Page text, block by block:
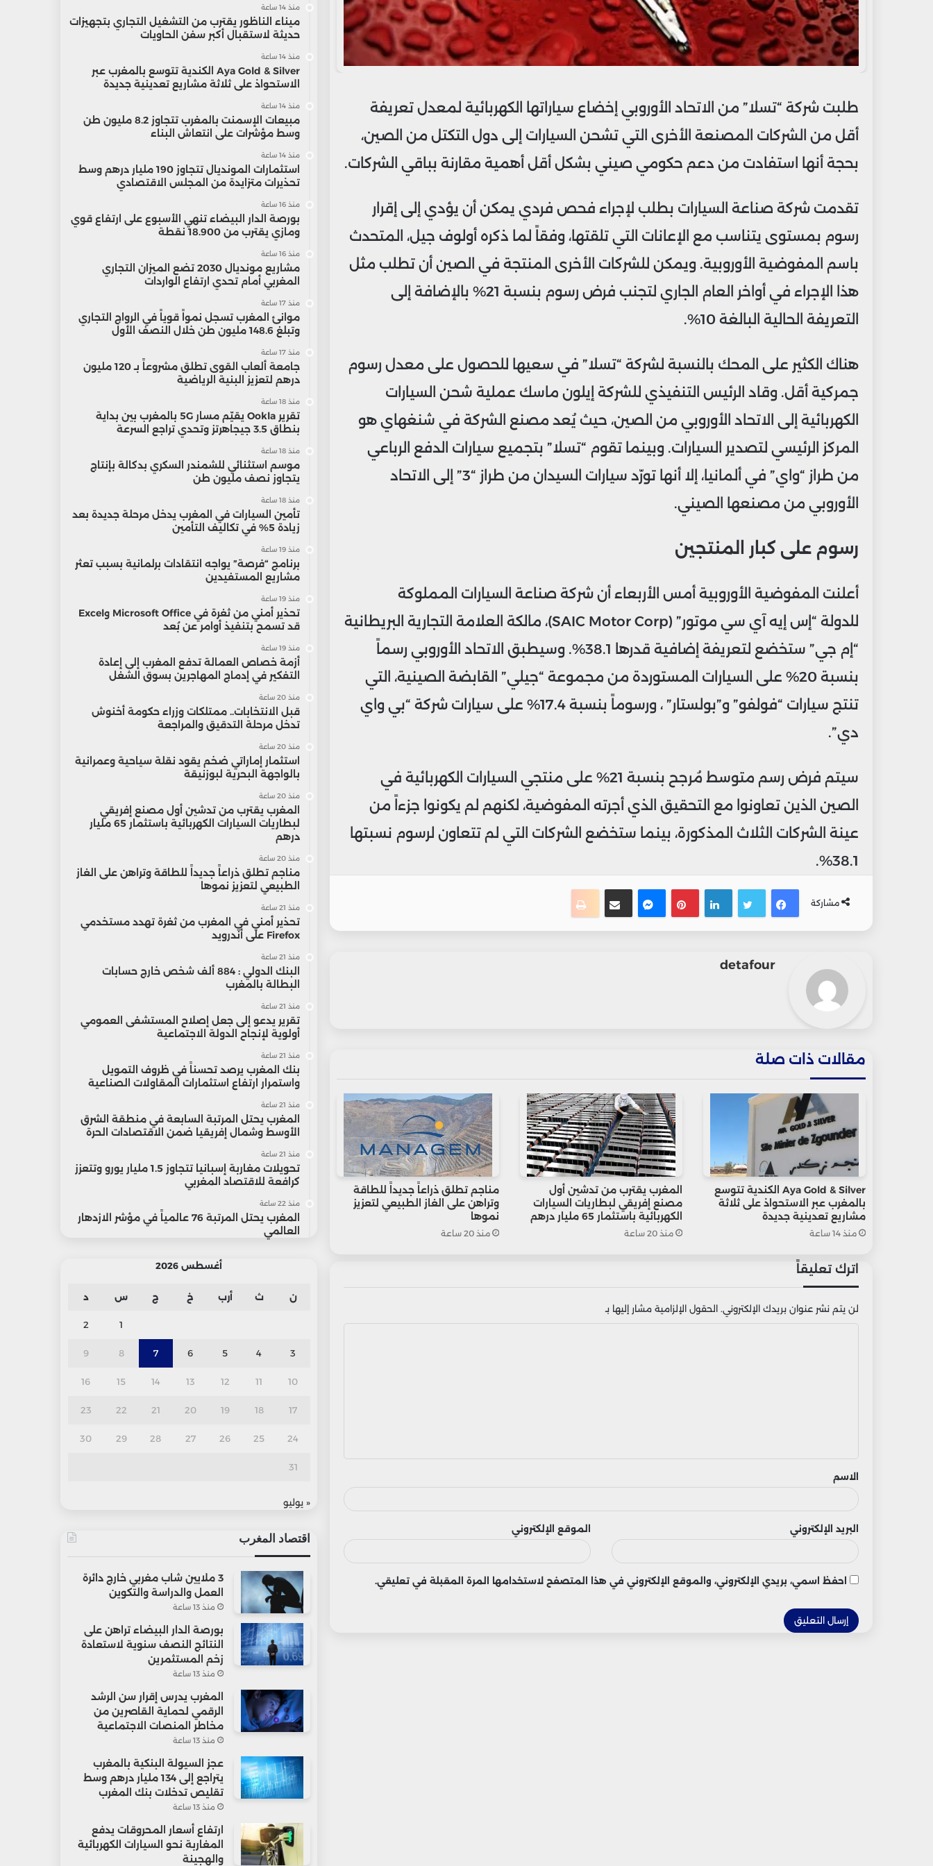
طلبت شركة “تسلا” من الاتحاد الأوروبي إخضاع سياراتها الكهربائية لمعدل تعريفة
أقل من الشركات المصنعة الأخرى التي تشحن السيارات إلى دول التكتل من الصين،
بحجة أنها استفادت من دعم حكومي صيني بشكل أقل أهمية مقارنة بباقي الشركات.
تقدمت شركة صناعة السيارات بطلب لإجراء فحص فردي يمكن أن يؤدي إلى إقرار
رسوم بمستوى يتناسب مع الإعانات التي تلقتها، وفقاً لما ذكره أولوف جيل، المتحدث
باسم المفوضية الأوروبية. ويمكن للشركات الأخرى المنتجة في الصين أن تطلب مثل
هذا الإجراء في أواخر العام الجاري لتجنب فرض رسوم بنسبة 21% بالإضافة إلى
التعريفة الحالية البالغة 10%.
هناك الكثير على المحك بالنسبة لشركة “تسلا” في سعيها للحصول على معدل رسوم
جمركية أقل. وقاد الرئيس التنفيذي للشركة إيلون ماسك عملية شحن السيارات
الكهربائية إلى الاتحاد الأوروبي من الصين، حيث يُعد مصنع الشركة في شنغهاي هو
المركز الرئيسي لتصدير السيارات. وبينما تقوم “تسلا” بتجميع سيارات الدفع الرباعي
من طراز “واي” في ألمانيا، إلا أنها تورّد سيارات السيدان من طراز “3” إلى الاتحاد
الأوروبي من مصنعها الصيني.
رسوم على كبار المنتجين
أعلنت المفوضية الأوروبية أمس الأربعاء أن شركة صناعة السيارات المملوكة
للدولة “إس إيه آي سي موتور” (SAIC Motor Corp)، مالكة العلامة التجارية البريطانية
“إم جي” ستخضع لتعريفة إضافية قدرها 38.1%. وسيطبق الاتحاد الأوروبي رسماً
بنسبة 20% على السيارات المستوردة من مجموعة “جيلي” القابضة الصينية، التي
تنتج سيارات “فولفو” و”بولستار” ، ورسوماً بنسبة 17.4% على سيارات شركة “بي واي
دي”.
سيتم فرض رسم متوسط مُرجح بنسبة 21% على منتجي السيارات الكهربائية في
الصين الذين تعاونوا مع التحقيق الذي أجرته المفوضية، لكنهم لم يكونوا جزءاً من
عينة الشركات الثلاث المذكورة، بينما ستخضع الشركات التي لم تتعاون لرسوم نسبتها
38.1%.
مشاركة
فيسبوك
تويتر لينكدإنبينتيريست
ماسنجرمشاركة عبر البريدطباعة
detafour
مقالات ذات صلة
Aya Gold & Silver الكندية تتوسع
بالمغرب عبر الاستحواذ على ثلاثة
مشاريع تعدينية جديدة
منذ 14 ساعة
المغرب يقترب من تدشين أول
مصنع إفريقي لبطاريات السيارات
الكهربائية باستثمار 65 مليار درهم
منذ 20 ساعة
مناجم تطلق ذراعاً جديداً للطاقة
وتراهن على الغاز الطبيعي لتعزيز
نموها
منذ 20 ساعة
اترك تعليقاً
لن يتم نشر عنوان بريدك الإلكتروني. الحقول الإلزامية مشار إليها بـ
ق
الاسم
البريد الإلكتروني الموقع الإلكتروني
احفظ اسمي، بريدي الإلكتروني، والموقع الإلكتروني في هذا المتصفح لاستخدامها المرة المقبلة في تعليقي.
منذ 14 ساعة
ميناء الناظور يقترب من التشغيل التجاري بتجهيزات
حديثة لاستقبال أكبر سفن الحاويات
منذ 14 ساعة
Aya Gold & Silver الكندية تتوسع بالمغرب عبر
الاستحواذ على ثلاثة مشاريع تعدينية جديدة
منذ 14 ساعة
مبيعات الإسمنت بالمغرب تتجاوز 8.2 مليون طن
وسط مؤشرات على انتعاش البناء
منذ 14 ساعة
استثمارات المونديال تتجاوز 190 مليار درهم وسط
تحذيرات متزايدة من المجلس الاقتصادي
منذ 16 ساعة
بورصة الدار البيضاء تنهي الأسبوع على ارتفاع قوي
ومازي يقترب من 18.900 نقطة
منذ 16 ساعة
مشاريع مونديال 2030 تضع الميزان التجاري
المغربي أمام تحدي ارتفاع الواردات
منذ 17 ساعة
موانئ المغرب تسجل نمواً قوياً في الرواج التجاري
وتبلغ 148.6 مليون طن خلال النصف الأول
منذ 17 ساعة
جامعة ألعاب القوى تطلق مشروعاً بـ 120 مليون
درهم لتعزيز البنية الرياضية
منذ 18 ساعة
تقرير Ookla يقيّم مسار 5G بالمغرب بين بداية
بنطاق 3.5 جيجاهرتز وتحدي تراجع السرعة
منذ 18 ساعة
موسم استثنائي للشمندر السكري بدكالة بإنتاج
يتجاوز نصف مليون طن
منذ 18 ساعة
تأمين السيارات في المغرب يدخل مرحلة جديدة بعد
زيادة 5% في تكاليف التأمين
منذ 19 ساعة
برنامج “فرصة” يواجه انتقادات برلمانية بسبب تعثر
مشاريع المستفيدين
منذ 19 ساعة
تحذير أمني من ثغرة في Microsoft Office وExcel
قد تسمح بتنفيذ أوامر عن بُعد
منذ 19 ساعة
أزمة خصاص العمالة تدفع المغرب إلى إعادة
التفكير في إدماج المهاجرين بسوق الشغل
منذ 20 ساعة
قبل الانتخابات.. ممتلكات وزراء حكومة أخنوش
تدخل مرحلة التدقيق والمراجعة
منذ 20 ساعة
استثمار إماراتي ضخم يقود نقلة سياحية وعمرانية
بالواجهة البحرية لبوزنيقة
منذ 20 ساعة
المغرب يقترب من تدشين أول مصنع إفريقي
لبطاريات السيارات الكهربائية باستثمار 65 مليار
درهم
منذ 20 ساعة
مناجم تطلق ذراعاً جديداً للطاقة وتراهن على الغاز
الطبيعي لتعزيز نموها
منذ 21 ساعة
تحذير أمني في المغرب من ثغرة تهدد مستخدمي
Firefox على أندرويد
منذ 21 ساعة
البنك الدولي : 884 ألف شخص خارج حسابات
البطالة بالمغرب
منذ 21 ساعة
تقرير يدعو إلى جعل إصلاح المستشفى العمومي
أولوية لإنجاح الدولة الاجتماعية
منذ 21 ساعة
بنك المغرب يرصد تحسناً في ظروف التمويل
واستمرار ارتفاع استثمارات المقاولات الصناعية
منذ 21 ساعة
المغرب يحتل المرتبة السابعة في منطقة الشرق
الأوسط وشمال إفريقيا ضمن الاقتصادات الحرة
منذ 21 ساعة
تحويلات مغاربة إسبانيا تتجاوز 1.5 مليار يورو وتتعزز
كرافعة للاقتصاد المغربي
منذ 22 ساعة
المغرب يحتل المرتبة 76 عالمياً في مؤشر الازدهار
العالمي
أغسطس 2026
ن ث أرب خ ج س د
1
2
3
4
5
6
7
8
9
10
11
12
13
14
15
16
17
18
19
20
21
22
23
24
25
26
27
28
29
30
31
« يوليو
اقتصاد المغرب
3 ملايين شاب مغربي خارج دائرة
العمل والدراسة والتكوين
منذ 13 ساعة
بورصة الدار البيضاء تراهن على
النتائج النصف سنوية لاستعادة
زخم المستثمرين
منذ 13 ساعة
المغرب يدرس إقرار سن الرشد
الرقمي لحماية القاصرين من
مخاطر المنصات الاجتماعية
منذ 13 ساعة
عجز السيولة البنكية بالمغرب
يتراجع إلى 134 مليار درهم وسط
تقليص تدخلات بنك المغرب
منذ 13 ساعة
ارتفاع أسعار المحروقات يدفع
المغاربة نحو السيارات الكهربائية
والهجينة